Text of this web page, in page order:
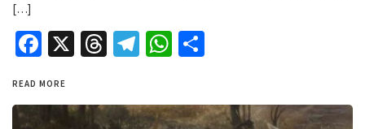
[…]
Facebook
X Threads
Telegram
WhatsApp
READ MORE